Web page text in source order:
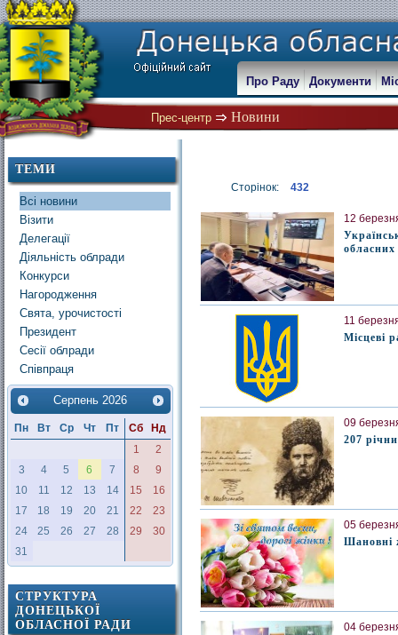
Прес-центр Новини
Про Раду Документи
ТЕМИ
Всі новини
Візити
Делегації
Діяльність облради
Конкурси
Нагородження
Свята, урочистості
Президент
Сесії облради
Співпраця
Серпень 2026
Пн Вт Ср Чт Пт Сб
Нд
1
2
3
4 5 6 7 8
9
10
11 12 13 14 15
16
17
18 19 20 21 22
23
24
25 26 27 28 29
30
31
СТРУКТУРА
ДОНЕЦЬКОЇ
ОБЛАСНОЇ РАДИ
Сторінок: 432
12
обласних
11
Місцеві
09
207
05
Шановні
04